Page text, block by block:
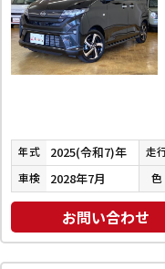
年式 2025(令和7)年 走
車検 2028年7月 色
お問い合わせ